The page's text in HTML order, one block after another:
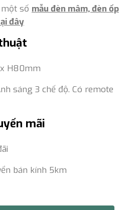
số mẫu đèn mâm, đèn ốp
đây
H80mm
sáng 3 chế độ. Có remote
mãi
bán kính 5km